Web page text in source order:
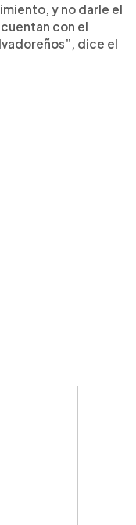
y no darle el
con el
dice el